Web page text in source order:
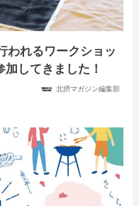
われるワークショッ
してきました！
北摂マガジン編集部